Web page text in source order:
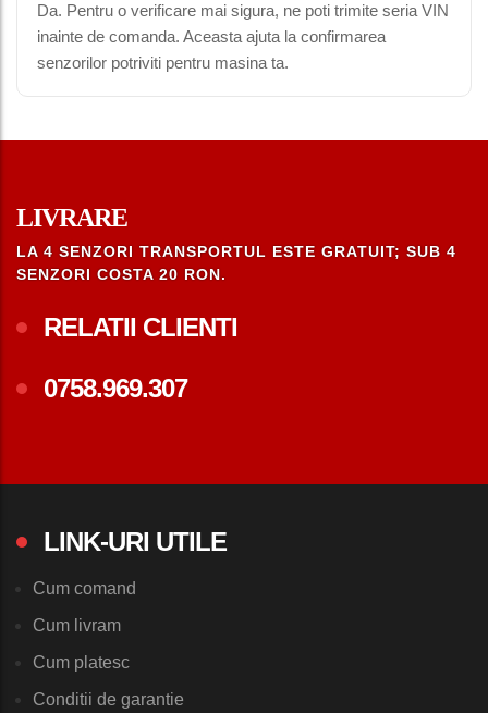
Da. Pentru o verificare mai sigura, ne poti trimite seria VIN
inainte de comanda. Aceasta ajuta la confirmarea
senzorilor potriviti pentru masina ta.
LIVRARE
LA 4 SENZORI TRANSPORTUL ESTE GRATUIT; SUB 4
SENZORI COSTA 20 RON.
RELATII CLIENTI
0758.969.307
LINK-URI UTILE
Cum comand
Cum livram
Cum platesc
Conditii de garantie